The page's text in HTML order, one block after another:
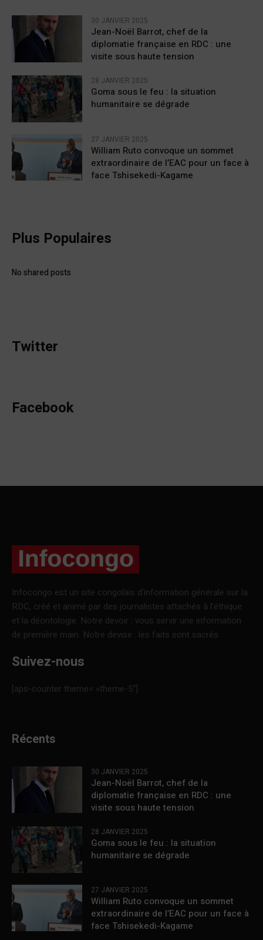
30 JANVIER 2025
Jean-Noël Barrot, chef de la
diplomatie française en RDC : une
visite sous haute tension
28 JANVIER 2025
Goma sous le feu : la situation
humanitaire se dégrade
27 JANVIER 2025
William Ruto convoque un sommet
extraordinaire de l’EAC pour un face à
face Tshisekedi-Kagame
Plus Populaires
No shared posts
Twitter
Facebook
Infocongo est un site congolais d’information générale sur la
RDC, créé et animé par des journalistes attachés à l’éthique
et la déontologie. Notre devoir : vous servir une information
de première main. Notre devise : les faits sont sacrés.
Suivez-nous
[aps-counter theme= »theme-5″]
Récents
30 JANVIER 2025
Jean-Noël Barrot, chef de la
diplomatie française en RDC : une
visite sous haute tension
28 JANVIER 2025
Goma sous le feu : la situation
humanitaire se dégrade
27 JANVIER 2025
William Ruto convoque un sommet
extraordinaire de l’EAC pour un face à
face Tshisekedi-Kagame